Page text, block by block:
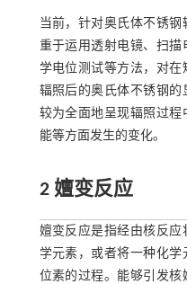
当前，针对奥氏体不锈
重于运用透射电镜、扫
学电位测试等方法，对
辐照后的奥氏体不锈钢
较为全面地呈现辐照过程
能等方面发生的变化。
2 嬗变反应
嬗变反应是指经由核反
学元素，或者将一种化学
位素的过程。能够引发核